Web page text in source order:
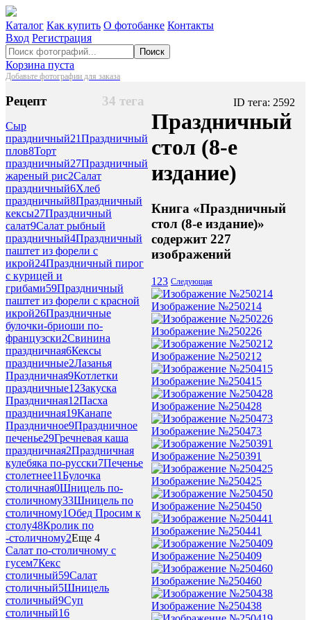
Каталог Как купить О фотобанке Контакты
Вход Регистрация
Поиск
Корзина пуста
Добавьте фотографии для заказа
34 тега
Рецепт
Сыр
праздничный21Праздничный
плов8Торт
праздничный27Праздничный
жареный рис2Салат
праздничный6Хлеб
праздничный8Праздничный
кексы27Праздничный
салат9Салат рыбный
праздничный4Праздничный
паштет из форели с
икрой24Праздничный пирог
с курицей и
грибами59Праздничный
паштет из форели с красной
икрой26Праздничные
булочки-бриоши по-
французски2Свинина
праздничная6Кексы
праздничные2Лазанья
Праздничная9Котлетки
праздничные12Закуска
Праздничная12Пасха
праздничная19Канапе
Праздничное9Праздничное
печенье29Гречневая каша
праздничная2Праздничная
кулебяка по-русски7Печенье
столетнее11Булочка
столичная0Шницель по-
столичному33Шницель по
столичному1Обед Просим к
столу48Кролик по
-столичному2Еще 4
Салат по-столичному с
гусем7Кекс
столичный59Салат
столичный5Шницель
столичный9Суп
столичный16
ID тега: 2592
Праздничный
стол (8-е
издание)
Книга «Праздничный
стол (8-е издание)»
содержит 227
изображений
1 23 Следующая
Изображение №250214
Изображение №250226
Изображение №250212
Изображение №250415
Изображение №250428
Изображение №250473
Изображение №250391
Изображение №250425
Изображение №250450
Изображение №250441
Изображение №250409
Изображение №250460
Изображение №250438